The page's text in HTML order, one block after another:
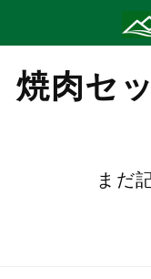
焼肉セ
まだ